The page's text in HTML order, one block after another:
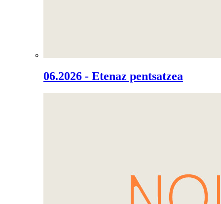
06.2026 - Etenaz pentsatzea